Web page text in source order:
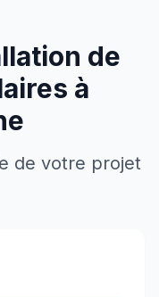
de
à
de votre projet